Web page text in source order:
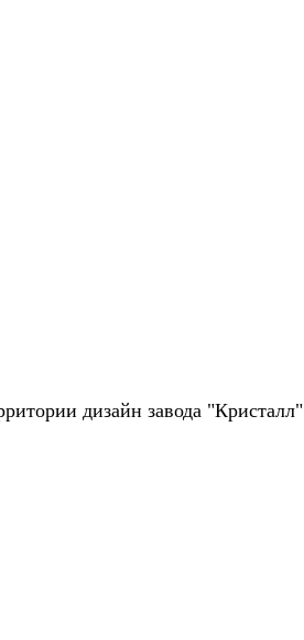
дизайн завода "Кристалл"